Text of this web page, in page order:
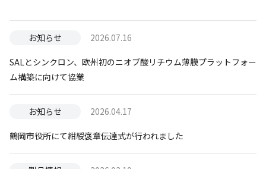
お知らせ 2026.07.16
SALとシンクロン、欧州初のニオブ酸リチウム薄膜プラットフォー
ム構築に向けて協業
お知らせ 2026.04.17
鶴岡市役所にて紺綬褒章伝達式が行われました